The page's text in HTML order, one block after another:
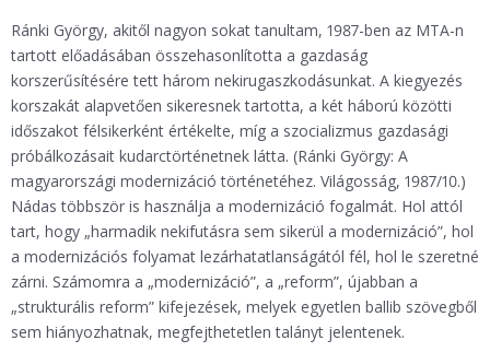
Ránki György, akitől nagyon sokat tanultam, 1987-ben az MTA-n
tartott előadásában összehasonlította a gazdaság
korszerűsítésére tett három nekirugaszkodásunkat. A kiegyezés
korszakát alapvetően sikeresnek tartotta, a két háború közötti
időszakot félsikerként értékelte, míg a szocializmus gazdasági
próbálkozásait kudarctörténetnek látta. (Ránki György: A
magyarországi modernizáció történetéhez. Világosság, 1987/10.)
Nádas többször is használja a modernizáció fogalmát. Hol attól
tart, hogy „harmadik nekifutásra sem sikerül a modernizáció”, hol
a modernizációs folyamat lezárhatatlanságától fél, hol le szeretné
zárni. Számomra a „modernizáció”, a „reform”, újabban a
„strukturális reform” kifejezések, melyek egyetlen ballib szövegből
sem hiányozhatnak, megfejthetetlen talányt jelentenek.